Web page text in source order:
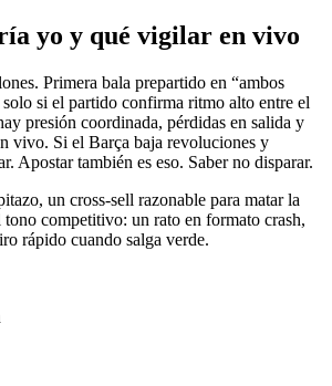
yo y qué vigilar en vivo
Primera bala prepartido en “ambos
solo si el partido confirma ritmo alto entre el
presión coordinada, pérdidas en salida y
vivo. Si el Barça baja revoluciones y
Apostar también es eso. Saber no disparar.
un cross-sell razonable para matar la
tono competitivo: un rato en formato crash,
rápido cuando salga verde.